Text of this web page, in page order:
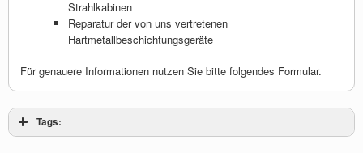
Strahlkabinen
Reparatur der von uns vertretenen
Hartmetallbeschichtungsgeräte
Für genauere Informationen nutzen Sie bitte folgendes Formular.
Tags: